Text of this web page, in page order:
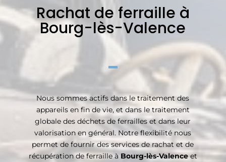
Rachat de ferraille à
Bourg-lès-Valence
Nous sommes actifs dans le traitement des
appareils en fin de vie, et dans le traitement
globale des déchets de ferrailles et dans leur
valorisation en général. Notre flexibilité nous
permet de fournir des services de rachat et de
récupération de ferraille à Bourg-lès-Valenceet